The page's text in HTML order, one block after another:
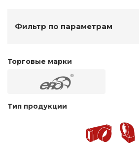
Фильтр по параметрам
Торговые марки
Тип продукции